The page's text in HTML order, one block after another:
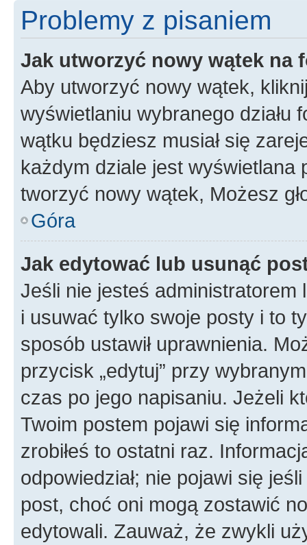
Problemy z pisaniem
Jak utworzyć nowy wątek na
Aby utworzyć nowy wątek,
wyświetlaniu wybranego działu
wątku będziesz musiał się
każdym dziale jest wyświetlana
tworzyć nowy wątek, Możesz
Góra
Jak edytować lub usunąć
Jeśli nie jesteś
i usuwać tylko swoje posty i to
sposób ustawił uprawnienia.
przycisk „edytuj” przy
czas po jego napisaniu. Jeżeli
Twoim postem pojawi się
zrobiłeś to ostatni raz.
odpowiedział; nie pojawi się
post, choć oni mogą zostawić
edytowali. Zauważ, że zwykli